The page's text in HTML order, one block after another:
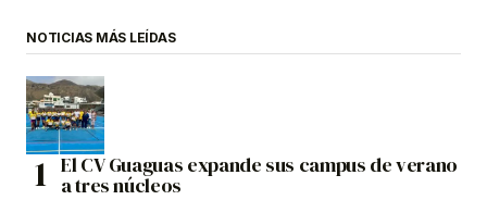
NOTICIAS MÁS LEÍDAS
El CV Guaguas expande sus campus de verano
a tres núcleos